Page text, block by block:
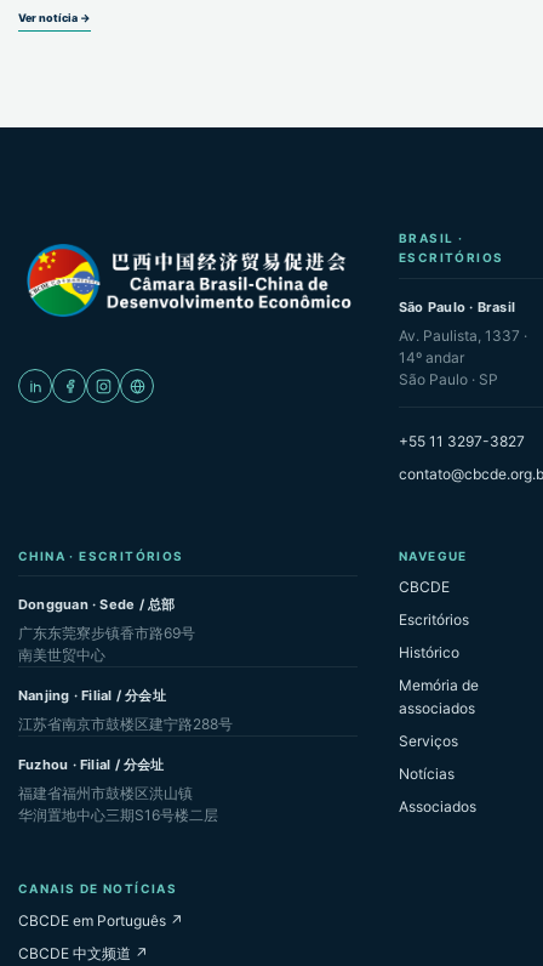
Ver notícia →
BRASIL ·
ESCRITÓRIOS
São Paulo · Brasil
Av. Paulista, 1337 ·
14º andar
São Paulo · SP
+55 11 3297-3827
CHINA · ESCRITÓRIOS
Dongguan · Sede / 总部
广东东莞寮步镇香市路69号
南美世贸中心
Nanjing · Filial / 分会址
江苏省南京市鼓楼区建宁路288号
Fuzhou · Filial / 分会址
福建省福州市鼓楼区洪山镇
华润置地中心三期S16号楼二层
NAVEGUE
CBCDE
Escritórios
Histórico
Memória de
associados
Serviços
Notícias
Associados
CANAIS DE NOTÍCIAS
CBCDE em Português ↗
CBCDE 中文频道 ↗